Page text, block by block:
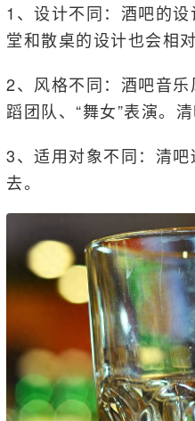
1、设计不同：酒吧的
堂和散桌的设计也会相
2、风格不同：酒吧音
蹈团队、“舞女”表演。
3、适用对象不同：清
去。